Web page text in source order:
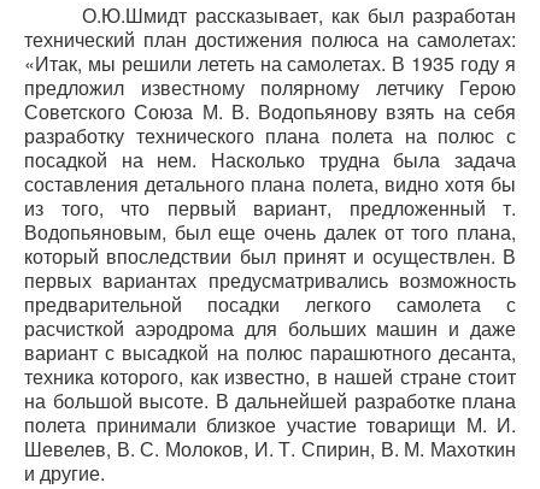
О.Ю.Шмидт рассказывает, как был разработан
технический план достижения полюса на самолетах:
«Итак, мы решили лететь на самолетах. В 1935 году я
предложил известному полярному летчику Герою
Советского Союза М. В. Водопьянову взять на себя
разработку технического плана полета на полюс с
посадкой на нем. Насколько трудна была задача
составления детального плана полета, видно хотя бы
из того, что первый вариант, предложенный т.
Водопьяновым, был еще очень далек от того плана,
который впоследствии был принят и осуществлен. В
первых вариантах предусматривались возможность
предварительной посадки легкого самолета с
расчисткой аэродрома для больших машин и даже
вариант с высадкой на полюс парашютного десанта,
техника которого, как известно, в нашей стране стоит
на большой высоте. В дальнейшей разработке плана
полета принимали близкое участие товарищи М. И.
Шевелев, В. С. Молоков, И. Т. Спирин, В. М. Махоткин
и другие.